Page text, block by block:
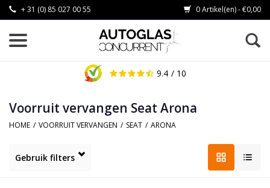
+ 31 (0) 85 027 00 55 0 Artikel(en) - €0,00
9.4 / 10
Voorruit vervangen Seat Arona
HOME / VOORRUIT VERVANGEN / SEAT / ARONA
Gebruik filters